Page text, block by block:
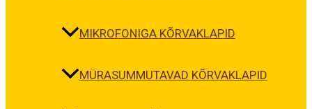
MIKROFONIGA KÕRVAKLAPID
MÜRASUMMUTAVAD KÕRVAKLAPID